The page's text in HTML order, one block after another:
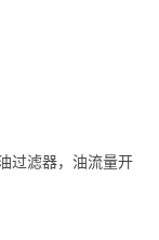
过滤器，油流量开